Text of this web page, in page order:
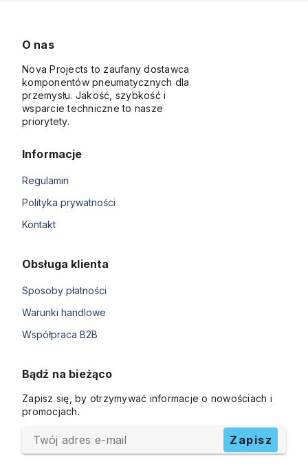
O nas
Nova Projects to zaufany dostawca
komponentów pneumatycznych dla
przemysłu. Jakość, szybkość i
wsparcie techniczne to nasze
priorytety.
Informacje
Regulamin
Polityka prywatności
Kontakt
Obsługa klienta
Sposoby płatności
Warunki handlowe
Współpraca B2B
Bądź na bieżąco
Zapisz się, by otrzymywać informacje o nowościach i
promocjach.
Twój adres e-mail Zapisz